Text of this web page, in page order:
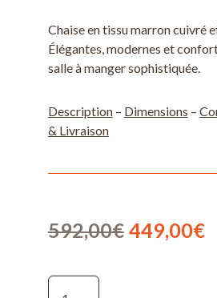
Chaise en tissu marron cuivré
Élégantes, modernes et
salle à manger sophistiquée.
Description– Dimensions –
& Livraison
592,00€ Le
prix
449,00€Le
quantité de Malene - Lot de 4 chaises en tissu marron cuivré et métal noir